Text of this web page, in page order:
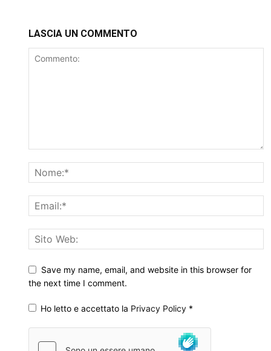
LASCIA UN COMMENTO
Save my name, email, and website in this browser for
the next time I comment.
Ho letto e accettato la Privacy Policy *